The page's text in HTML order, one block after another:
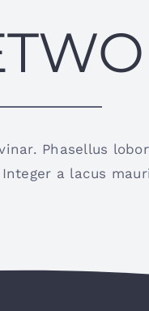
Phasellus
a lacus